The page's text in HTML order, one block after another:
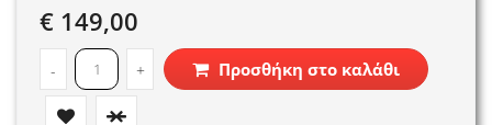
€ 149,00
- + Προσθήκη στο καλάθι